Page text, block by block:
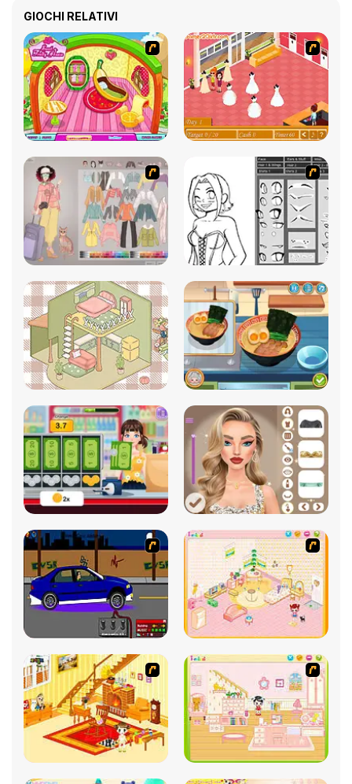
GIOCHI RELATIVI